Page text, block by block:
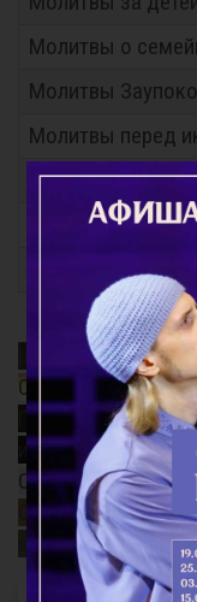
Молитвы о
Молитвы
Молитвы перед
Молитвы
Молитвы общие
Молитвы святым
Благодатный Огонь
Смысл поста
Почему так важно
история...
Старец Варнава
всея Руси